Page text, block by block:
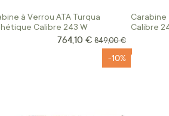
à Verrou ATA Turqua
Calibre 243 W
Prix Spécial
764,10 € Prix normal
849,00 €
Carabine
Calibre
-10%